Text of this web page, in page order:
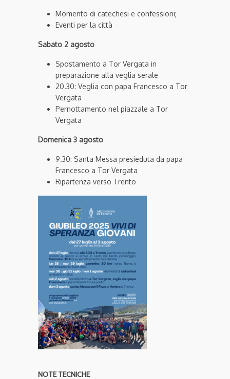
Momento di catechesi e confessioni;
Eventi per la città
Sabato 2 agosto
Spostamento a Tor Vergata in
preparazione alla veglia serale
20.30: Veglia con papa Francesco a Tor
Vergata
Pernottamento nel piazzale a Tor
Vergata
Domenica 3 agosto
9.30: Santa Messa presieduta da papa
Francesco a Tor Vergata
Ripartenza verso Trento
NOTE TECNICHE